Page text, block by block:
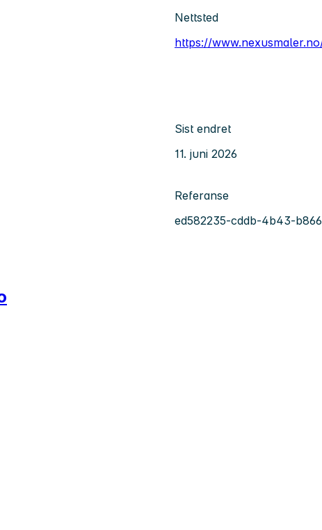
Nettsted
https://
Sist endret
11. juni 2026
Referanse
ed582235-cddb-4b43-